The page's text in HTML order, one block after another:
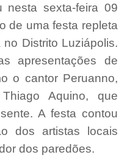
nesta sexta-feira 09
de uma festa repleta
Distrito Luziápolis.
apresentações de
o cantor Peruanno,
Aquino, que
A festa contou
dos artistas locais
dos paredões.